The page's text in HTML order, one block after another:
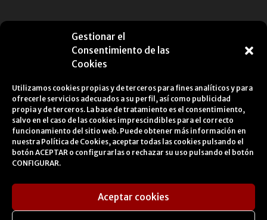
Gestionar el
Consentimiento de las
Cookies
Utilizamos cookies propias y de terceros para fines analíticos y para
ofrecerle servicios adecuados a su perfil, así como publicidad
propia y de terceros. La base de tratamiento es el consentimiento,
salvo en el caso de las cookies imprescindibles para el correcto
funcionamiento del sitio web. Puede obtener más información en
nuestra Política de Cookies, aceptar todas las cookies pulsando el
botón ACEPTAR o configurarlas o rechazar su uso pulsando el botón
CONFIGURAR.
Aceptar cookies
Aviso Legal
Política de privacidad